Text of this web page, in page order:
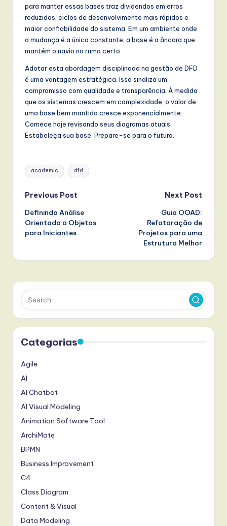
para manter essas bases traz dividendos em erros
reduzidos, ciclos de desenvolvimento mais rápidos e
maior confiabilidade do sistema. Em um ambiente onde
a mudança é a única constante, a base é a âncora que
mantém o navio no rumo certo.
Adotar esta abordagem disciplinada na gestão de DFD
é uma vantagem estratégica. Isso sinaliza um
compromisso com qualidade e transparência. À medida
que os sistemas crescem em complexidade, o valor de
uma base bem mantida cresce exponencialmente.
Comece hoje revisando seus diagramas atuais.
Estabeleça sua base. Prepare-se para o futuro.
Tags:
academic dfd
Post
navigation
Previous Post
Definindo Análise
Orientada a Objetos
para Iniciantes
Next Post
Guia OOAD:
Refatoração de
Projetos para uma
Estrutura Melhor
Categorias
Agile
AI
AI Chatbot
AI Visual Modeling
Animation Software Tool
ArchiMate
BPMN
Business Improvement
C4
Class Diagram
Content & Visual
Data Modeling